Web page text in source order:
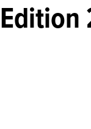
Edition